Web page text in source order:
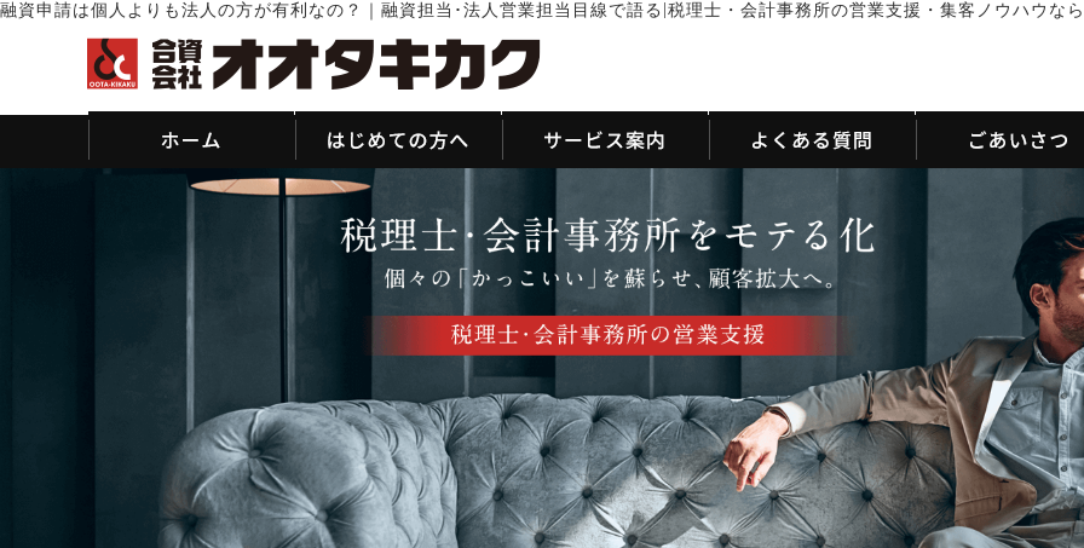
融資申請は個人よりも法人の方が有利なの？｜融資担当･法人営業担当目線で語る 税理士・会計事務所の営業支援・集客ノウハウな